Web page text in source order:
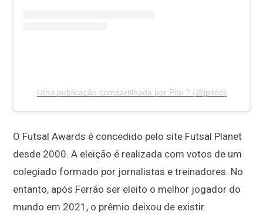
Uma publicação compartilhada por Pito ? (@jpitoo)
O Futsal Awards é concedido pelo site Futsal Planet
desde 2000. A eleição é realizada com votos de um
colegiado formado por jornalistas e treinadores. No
entanto, após Ferrão ser eleito o melhor jogador do
mundo em 2021, o prêmio deixou de existir.